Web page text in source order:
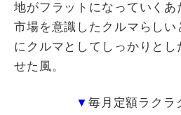
地がフラットになっていく
市場を意識したクルマらしい
にクルマとしてしっかりとし
せた風。
▼ 毎月定額ラクラ